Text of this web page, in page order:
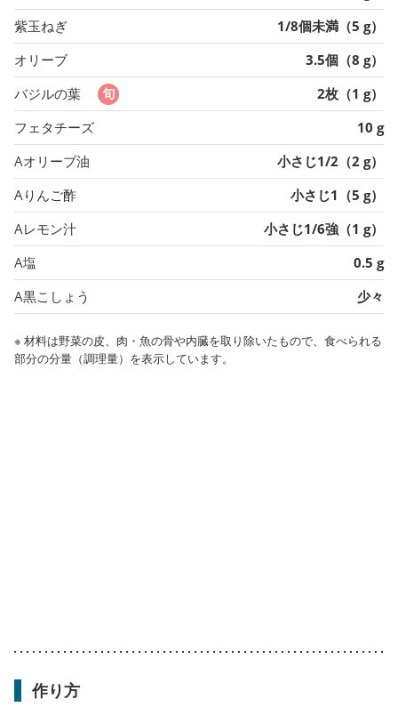
紫玉ねぎ
1/8個未満（5 g）
オリーブ
3.5個（8 g）
バジルの葉
2枚（1 g）
フェタチーズ
10 g
Aオリーブ油
小さじ1/2（2 g）
Aりんご酢
小さじ1（5 g）
Aレモン汁
小さじ1/6強（1 g）
A塩
0.5 g
A黒こしょう
少々
※ 材料は野菜の皮、肉・魚の骨や内臓を取り除いたもので、食べられる
部分の分量（調理量）を表示しています。
作り方